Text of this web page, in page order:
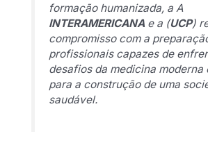
formação humanizada, a A
INTERAMERICANAe a (UCP)
compromisso com a
profissionais capazes de
desafios da medicina moderna
para a construção de uma
saudável.